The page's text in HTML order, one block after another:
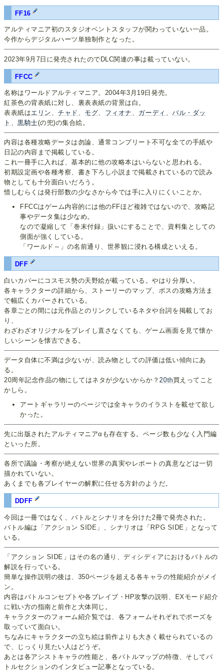
FF16
アルティマニア初のスタジオベントスタッフが関わっていない一品。
今作からデジタルハーツ単独制作となった。
2023年9月7日に発売されたのでDLC関連の事は載っていない。
FFCC
名称はワールドアルティマニア。2004年3月19日発売。
紅茶色の背表紙に対し、裏表表紙の背景は白。
表表紙はエリン 、チャド モグ フィオナ ガーディ 、バル・ダッ
ト
、黒騎士(の兜)の集合絵。
内容は各種攻略データは勿論、通常コンプリート不可な全ての手紙や
日記の内容まで掲載している。
これ一冊手に入れば、基本的に他の攻略本はいらないと思われる。
初期設定画や各種考察、書き下ろし小説まで掲載されているので読み
物としても十分面白いだろう。
惜しむらくは発行部数の少なさから今では手に入りにくいことか。
FFCCはゲーム内容的には他のFFほど複雑ではないので、攻略記
事やデータ集は少なめ。
なので凝縮して「巻末付録」扱いにすることで、資料集としての
側面が強くしている。
「ワールド～」の名前通り、世界観に浸れる構成といえる。
DFF
白いカバーにコスモス勢の天野絵が載っている。やはり分厚い。
各キャラクターの詳細から、ストーリーのマップ、ボスの攻略方法ま
で幅広くカバーされている。
各章ごとの間には元作品とのリンクしているネタや台詞を掲載してお
り、
わざわざオリジナルをプレイし直さなくても、ゲーム画面を見て懐か
しいシーンを懐古できる。
データ自体に不満は少ないが、読み物としての評価は低い傾向にあ
る。
20周年記念作品の物にしてはネタが少ないからか？ 20th買えってこと
かしら。
アートギャラリーのページでは全キャラのイラストを載せて欲し
かった。
先に出版されたアルティマニアαも存在する。ページ数も少なく入門編
といった所。
各所で議論・考察が絶えない世界の真実やレポートの真意などは一切
描かれていない。
あくまでも各プレイヤーの解釈に任せる方針のようだ。
DDFF
今回は一冊ではなく、バトルとシナリオを分けた2冊で発売された。
バトル編は「アクション SIDE」、シナリオは「RPG SIDE」となって
いる。
「アクション SIDE」はその名の通り、ディシディアにおけるバトルの
解説を行っている。
簡単な操作説明の後は、350ページを超える各キャラの性能紹介がメイ
ン。
内容はバトルコンセプトや各ブレイブ・HP攻撃の説明、EXモード紹介
に戦い方の指南と前作と大体同じ。
キャラクターのフォーム紹介覧では、各フォームそれぞれでポーズを
取っていて面白い。
ちなみにキャラクターの立ち絵は前作よりも大きく載せられているの
で、じっくり見たい人はどうぞ。
あとは各アシストキャラの性能と、各バトルマップの特徴、そしてバ
トルセクションのインタビュー記事となっている。